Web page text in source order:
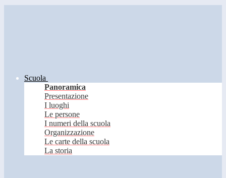
Scuola
Panoramica
Presentazione
I luoghi
Le persone
I numeri della scuola
Organizzazione
Le carte della scuola
La storia